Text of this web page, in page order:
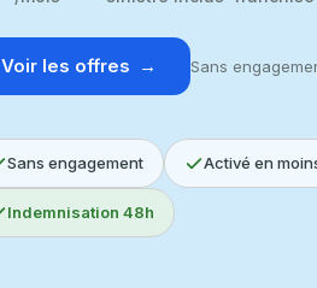
Voir les offres → Sans
Sans engagement Activé en
Indemnisation 48h